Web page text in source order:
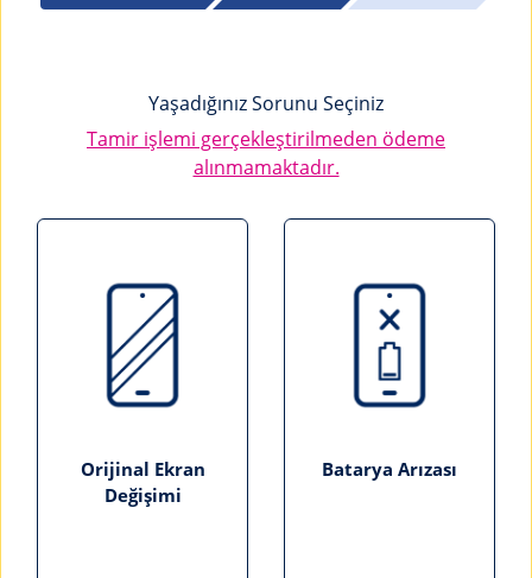
Yaşadığınız Sorunu Seçiniz
Tamir işlemi gerçekleştirilmeden ödeme
alınmamaktadır.
Orijinal Ekran
Değişimi
Batarya Arızası